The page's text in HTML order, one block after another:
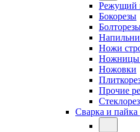
Режущий
Бокорезы
Ножи
Ножницы
Ножовки
Прочие
Сварка и пайка